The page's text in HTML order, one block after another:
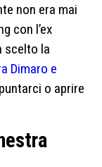
non era mai
con l’ex
scelto la
Dimaro e
o aprire